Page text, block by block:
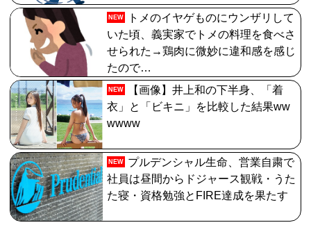
3984
NEW
トメのイヤゲものにウンザリして
いた頃、義実家でトメの料理を食べさ
せられた→鶏肉に微妙に違和感を感じ
たので…
NEW
【画像】井上和の下半身、「着
衣」と「ビキニ」を比較した結果ww
wwww
NEW
プルデンシャル生命、営業自粛で
社員は昼間からドジャース観戦・うた
た寝・資格勉強とFIRE達成を果たす